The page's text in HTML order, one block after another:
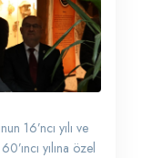
16’ncı yılı ve
yılına özel